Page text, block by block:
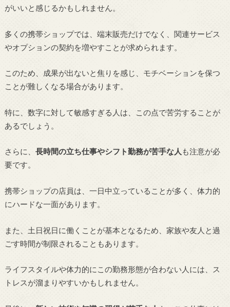
がいいと感じるかもしれません。
多くの携帯ショップでは、端末販売だけでなく、関連サービス
やオプションの契約を増やすことが求められます。
このため、成果が出ないと焦りを感じ、モチベーションを保つ
ことが難しくなる場合があります。
特に、数字に対して敏感すぎる人は、この点で苦労することが
あるでしょう。
さらに、 長時間の立ち仕事やシフト勤務が苦手な人 も注意が必
要です。
携帯ショップの店員は、一日中立っていることが多く、体力的
にハードな一面があります。
また、土日祝日に働くことが基本となるため、家族や友人と過
ごす時間が制限されることもあります。
ライフスタイルや体力的にこの勤務形態が合わない人には、ス
トレスが溜まりやすいかもしれません。